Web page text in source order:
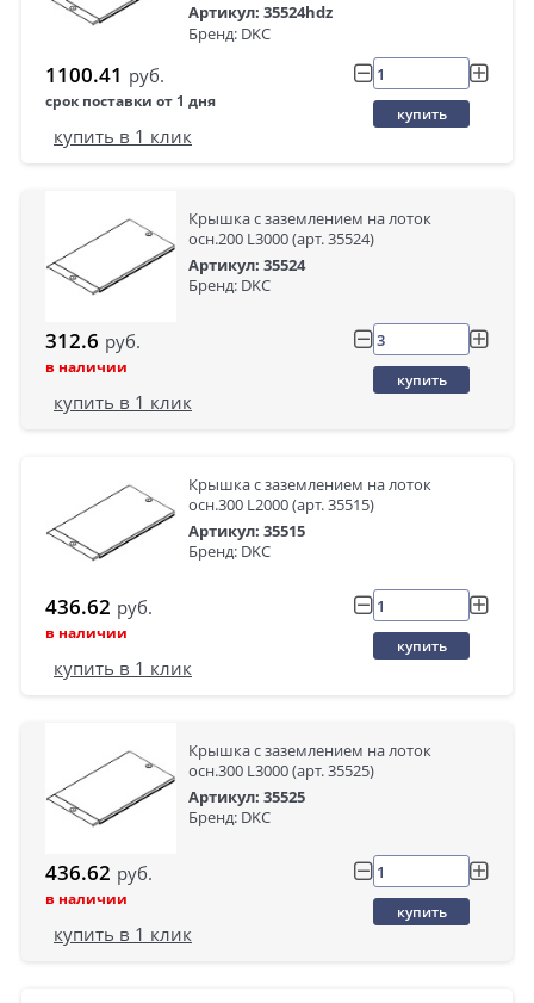
Артикул: 35524hdz
Бренд: DKC
1100.41 руб.
срок поставки от 1 дня
купить
купить в 1 клик
Крышка с заземлением на лоток
осн.200 L3000 (арт. 35524)
Артикул: 35524
Бренд: DKC
312.6 руб.
в наличии
купить
купить в 1 клик
Крышка с заземлением на лоток
осн.300 L2000 (арт. 35515)
Артикул: 35515
Бренд: DKC
436.62 руб.
в наличии
купить
купить в 1 клик
Крышка с заземлением на лоток
осн.300 L3000 (арт. 35525)
Артикул: 35525
Бренд: DKC
436.62 руб.
в наличии
купить
купить в 1 клик